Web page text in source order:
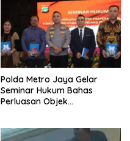
Penyelundupan Harley-
Davidson Bekas.
Polda Metro Jaya Gelar
Seminar Hukum Bahas
Perluasan Objek